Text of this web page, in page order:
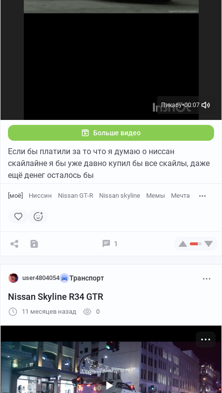
Пикабу●00:07
Больше видео
Если бы платили за то что я думаю о ниссан
скайлайне я бы уже давно купил бы все скайлы, даже
ещё денег осталось бы
[моё] Ниссин Nissan GT-R Nissan skyline Мемы Мечта
1
user4804054 Транспорт
Nissan Skyline R34 GTR
11 месяцев назад 0